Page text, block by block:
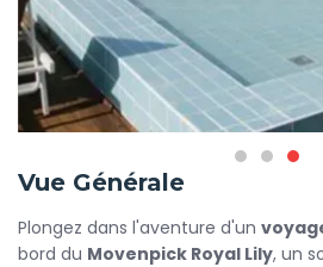
Vue Générale
Plongez dans l'aventure d'un
bord du Movenpick Royal Lily, un